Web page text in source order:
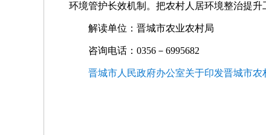
环境管护长效机制。把农村人居环境整治提
解读单位：晋城市农业农村局
咨询电话：0356－6995682
晋城市人民政府办公室关于印发晋城市